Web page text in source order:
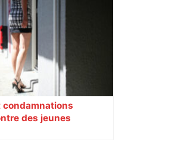
axe majeur va être
voici les
condamnations
des jeunes